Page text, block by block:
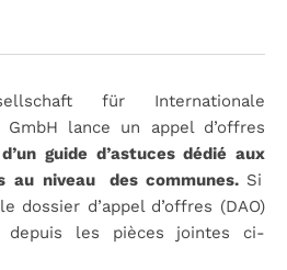
für Internationale
GmbH lance un appel d’offres
d’un guide d’astuces dédié aux
au niveau des communes.Si
dossier d’appel d’offres (DAO)
depuis les pièces jointes ci-